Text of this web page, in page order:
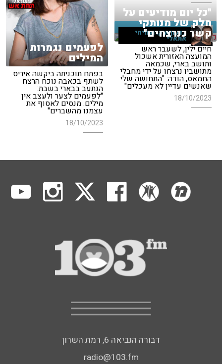
לפעמים נגמרות
המילים
בפתח תוכניתה ביקשה איריס
לשתף בכאבה נוכח הרצח
הנתעב בבארי בשבת:
"לפעמים לצער ולעצב אין
מילים. מנסים לאסוף את
עצמנו מהשברים"
18/10/2023
גדעון אוקו ועמיחי
אתאלי
"כל יום מודיעים על
חלק של מנותקי
קשר כנרצחים"
חיים ילין, לשעבר ראש
המועצה האזורית אשכול
ותושב בארי, שכמאה
מתושביו נרצחו על ידי מחבלי
החמאס, הודה: "התחושה שלי
שאנשים עדיין לא מעכלים"
18/10/2023
דבורה הנביאה 6, רמת השרון
radio@103.fm